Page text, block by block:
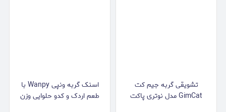
تشویقی گربه جیم کت
GimCat مدل نوتری پاکت
اسنک گربه ونپی Wanpy با
طعم اردک و کدو حلوایی وزن